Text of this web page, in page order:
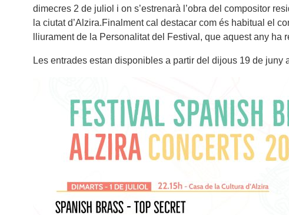
dimecres 2 de juliol i on s’estrenarà l’obra del compositor
la ciutat d’Alzira.Finalment cal destacar com és habitual el
lliurament de la Personalitat del Festival, que aquest any
Les entrades estan disponibles a partir del dijous 19 de juny